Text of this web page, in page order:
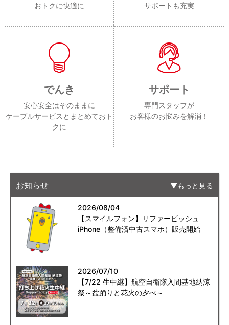
おトクに快適に
サポートも充実
でんき
安心安全はそのままに
ケーブルサービスとまとめておト
クに
サポート
専門スタッフが
お客様のお悩みを解消！
お知らせ もっと見る
2026/08/04
【スマイルフォン】リファービッシュ
iPhone（整備済中古スマホ）販売開始
2026/07/10
【7/22 生中継】航空自衛隊入間基地納涼
祭～盆踊りと花火の夕べ～